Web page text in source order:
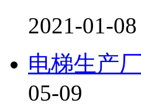
2021-01-08
电梯生产
05-09